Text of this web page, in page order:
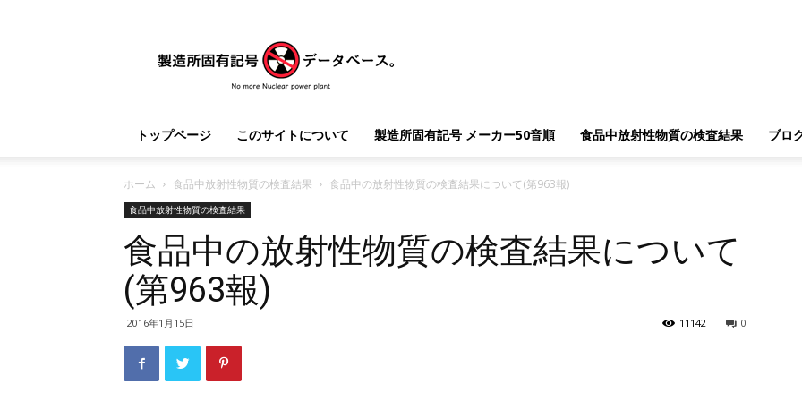
造
所
固
記
号
ー
ー
ス
トップページ このサイトについて 製造所固有記号 メーカー50音順 食品中放射性物質の検査結果 ブロ
ホーム 食品中放射性物質の検査結果 食品中の放射性物質の検査結果について(第963報)
食品中放射性物質の検査結果
食品中の放射性物質の検査結果について
(第963報)
2016年1月15日 0
11142